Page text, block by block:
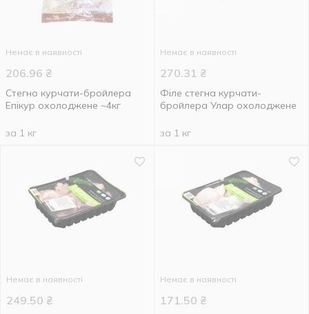
Немає в наявності
206.96 ₴
Стегно курчати-бройлера
Епікур охолоджене ~4кг
за 1 кг
Немає в наявності
270.31 ₴
Філе стегна курчати-
бройлера Улар охолоджене
за 1 кг
Немає в наявності
249.50 ₴
Немає в наявності
171.50 ₴